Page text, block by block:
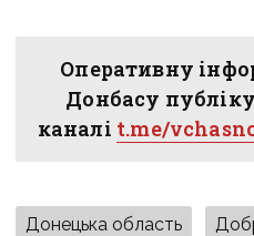
Оперативну
Донбасу
каналі t.me/
Донецька область